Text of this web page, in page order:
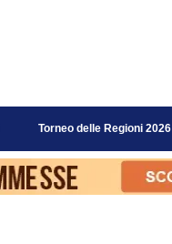
Torneo delle Regioni 2026